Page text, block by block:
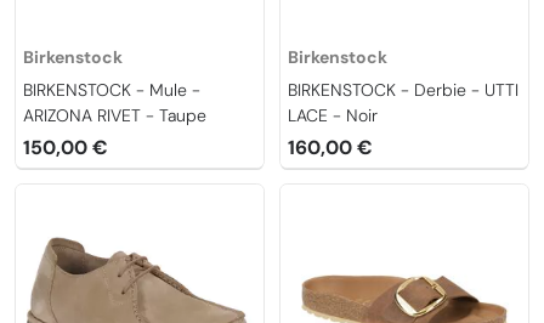
Birkenstock
BIRKENSTOCK - Mule -
ARIZONA RIVET - Taupe
150,00 €
Birkenstock
BIRKENSTOCK - Derbie - UTTI
LACE - Noir
160,00 €